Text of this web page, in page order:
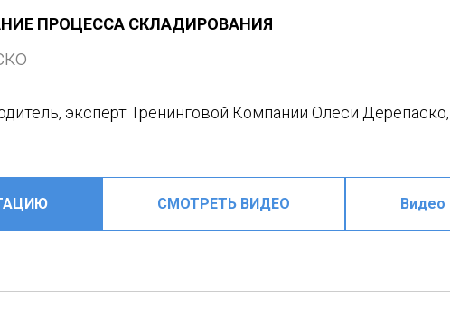
ПРОЦЕССА СКЛАДИРОВАНИЯ
эксперт Тренинговой Компании Олеси
СМОТРЕТЬ ВИДЕО Видео